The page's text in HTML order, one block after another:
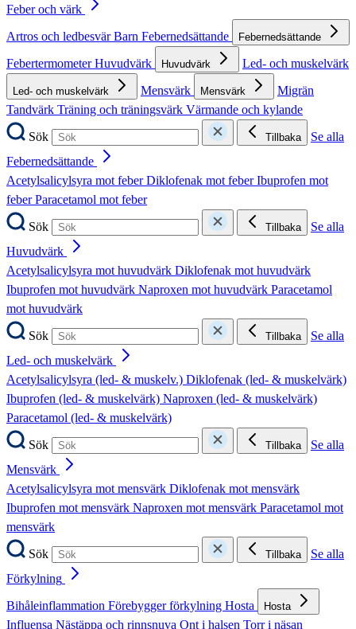
Feber och värk
Artros och ledbesvärBarn Febernedsättande Febernedsättande
FebertermometerHuvudvärk Huvudvärk Led- och muskelvärk
Led- och muskelvärk Mensvärk Mensvärk
Migrän
Tandvärk Träning och träningsvärk Värmande och kylande
Sök
Tillbaka
Se alla
Febernedsättande
Acetylsalicylsyra mot feberDiklofenak mot feberIbuprofen mot
feberParacetamol mot feber
Sök
Tillbaka
Se alla
Huvudvärk
Acetylsalicylsyra mot huvudvärk Diklofenak mot huvudvärk
Ibuprofen mot huvudvärk Naproxen mot huvudvärk Paracetamol
mot huvudvärk
Sök
Tillbaka
Se alla
Led- och muskelvärk
Acetylsalicylsyra (led- & muskelv.) Diklofenak (led- & muskelvärk)
Ibuprofen (led- & muskelvärk) Naproxen (led- & muskelvärk)
Paracetamol (led- & muskelvärk)
Sök
Tillbaka
Se alla
Mensvärk
Acetylsalicylsyra mot mensvärk Diklofenak mot mensvärk
Ibuprofen mot mensvärk Naproxen mot mensvärk Paracetamol mot
mensvärk
Sök
Tillbaka
Se alla
Förkylning
Bihåleinflammation Förebygger förkylning Hosta Hosta
Influensa Nästäppa och rinnsnuva Ont i halsen Torr i näsan